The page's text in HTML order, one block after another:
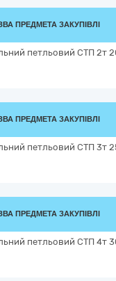
ПРЕДМЕТА ЗАКУПІВЛІ
петльовий СТП 2т
ПРЕДМЕТА ЗАКУПІВЛІ
петльовий СТП 3т
ПРЕДМЕТА ЗАКУПІВЛІ
петльовий СТП 4т